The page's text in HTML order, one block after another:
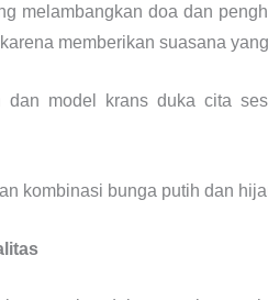
melambangkan doa dan
memberikan suasana
dan model krans duka cita
kombinasi bunga putih dan